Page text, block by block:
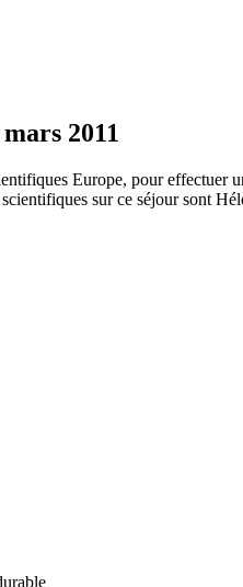
2011
Europe, pour effectuer
sur ce séjour sont